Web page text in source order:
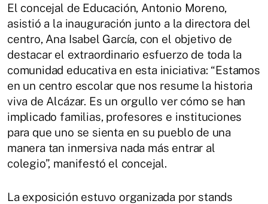
El concejal de Educación, Antonio Moreno,
asistió a la inauguración junto a la directora del
centro, Ana Isabel García, con el objetivo de
destacar el extraordinario esfuerzo de toda la
comunidad educativa en esta iniciativa: “Estamos
en un centro escolar que nos resume la historia
viva de Alcázar. Es un orgullo ver cómo se han
implicado familias, profesores e instituciones
para que uno se sienta en su pueblo de una
manera tan inmersiva nada más entrar al
colegio”, manifestó el concejal.
La exposición estuvo organizada por stands